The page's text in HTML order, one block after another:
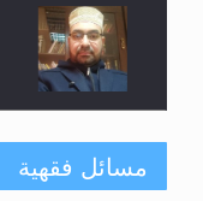
مسائل فقهية